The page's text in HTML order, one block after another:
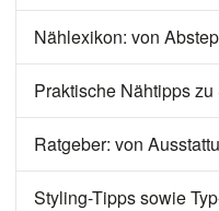
Nählexikon: von
Praktische Nähtipps
Ratgeber: von
Styling-Tipps sowie